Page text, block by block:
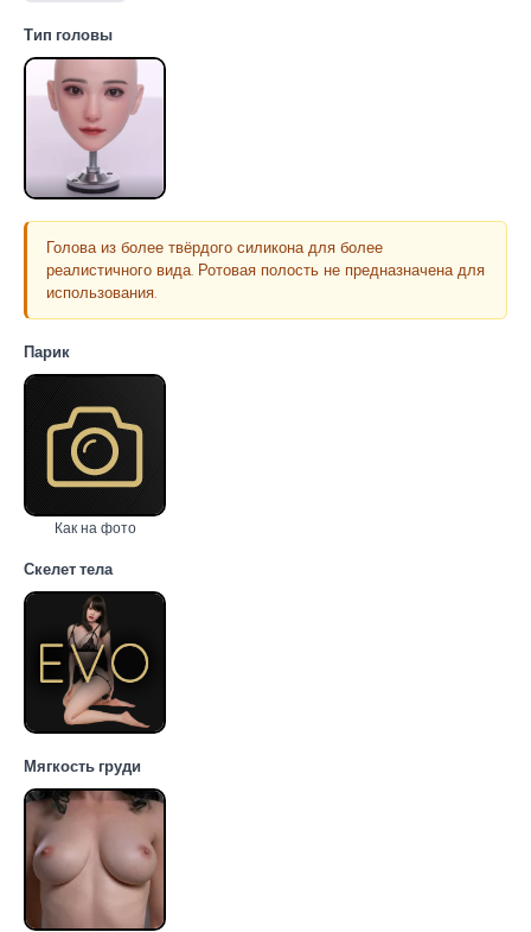
Тип головы
Голова из более твёрдого силикона для более
реалистичного вида. Ротовая полость не предназначена для
использования.
Парик
Как на фото
Скелет тела
Мягкость груди